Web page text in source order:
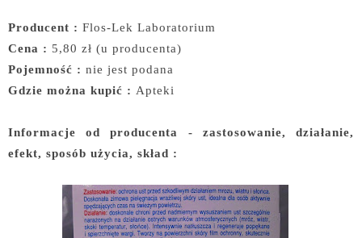
Producent : Flos-Lek Laboratorium
Cena : 5,80 zł (u producenta)
Pojemność : nie jest podana
Gdzie można kupić : Apteki
Informacje od producenta - zastosowanie, działanie,
efekt, sposób użycia, skład :